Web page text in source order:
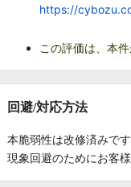
https://
この評価は、本
回避/対応方法
本脆弱性は改修済みです
現象回避のためにお客